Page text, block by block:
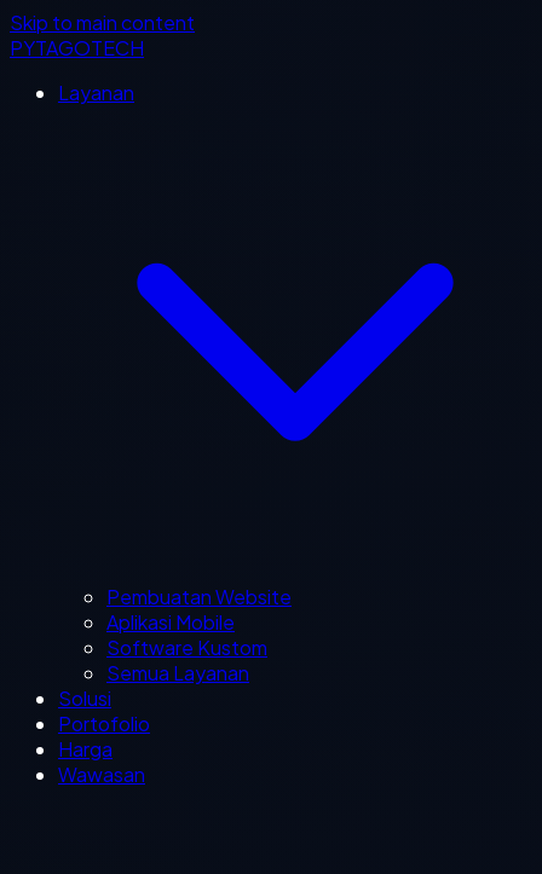
Skip to main content
PYTAGOTECH
Layanan
Pembuatan Website
Aplikasi Mobile
Software Kustom
Semua Layanan
Solusi
Portofolio
Harga
Wawasan